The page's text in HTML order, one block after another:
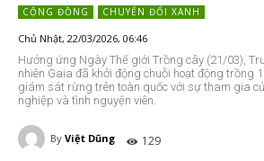
CỘNG ĐỒNG CHUYỂN ĐỔI XANH
Chủ Nhật, 22/03/2026, 06:46
Hưởng ứng Ngày Thế giới Trồng cây (21/03),
nhiên Gaia đã khởi động chuỗi hoạt động trồng
giám sát rừng trên toàn quốc với sự tham gia
nghiệp và tình nguyện viên.
By Việt Dũng 129